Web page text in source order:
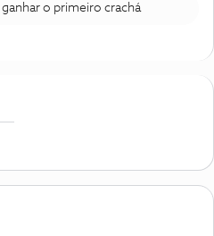
o primeiro crachá